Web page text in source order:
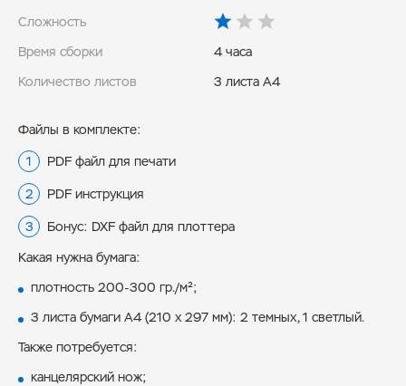
Сложность
Время сборки
4 часа
Количество листов
3 листа А4
Файлы в комплекте:
PDF файл для печати
PDF инструкция
Бонус: DXF файл для плоттера
Какая нужна бумага:
плотность 200-300 гр./м²;
3 листа бумаги А4 (210 х 297 мм): 2 темных, 1 светлый.
Также потребуется:
канцелярский нож;